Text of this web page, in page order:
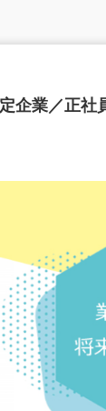
企業／正